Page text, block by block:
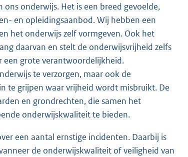
onderwijs. Het is een breed gevoelde,
en opleidingsaanbod. Wij hebben een
het onderwijs zelf vormgeven. Ook het
daarvan en stelt de onderwijsvrijheid zelfs
een grote verantwoordelijkheid.
te verzorgen, maar ook de
te grijpen waar vrijheid wordt misbruikt. De
en grondrechten, die samen het
onderwijskwaliteit te bieden.
een aantal ernstige incidenten. Daarbij is
de onderwijskwaliteit of veiligheid van